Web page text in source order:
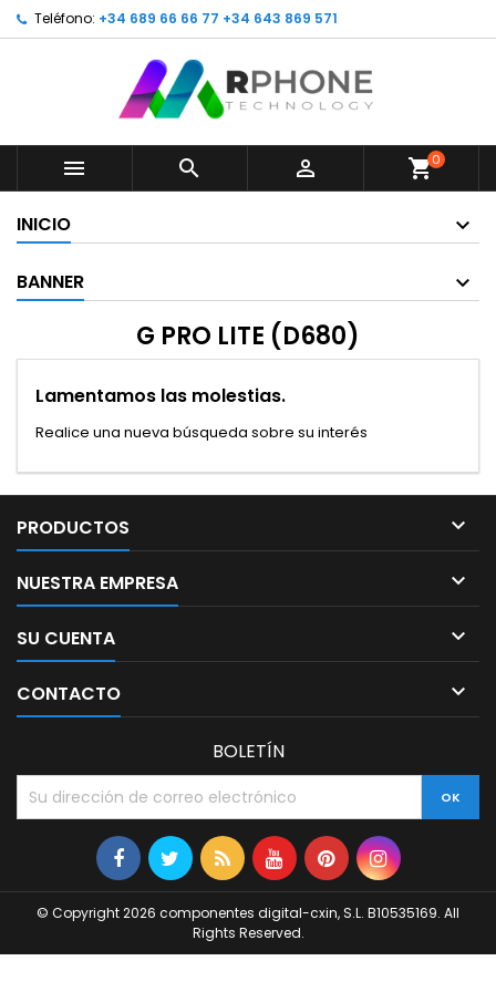
Teléfono: +34 689 66 66 77 +34 643 869 571
   shopping_cart0
INICIO
BANNER
G PRO LITE (D680)
Lamentamos las molestias.
Realice una nueva búsqueda sobre su interés
PRODUCTOS 
NUESTRA EMPRESA 
SU CUENTA 
CONTACTO 
BOLETÍN
© Copyright 2026 componentes digital-cxin, S.L. B10535169. All
Rights Reserved.